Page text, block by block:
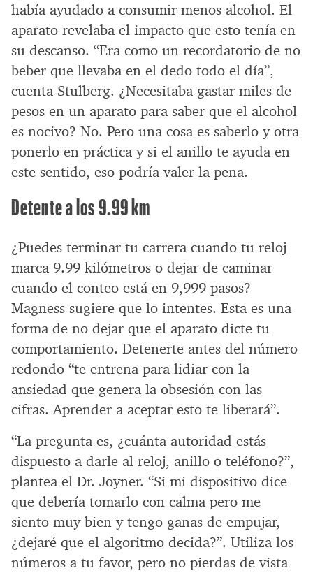
había ayudado a consumir menos alcohol. El
aparato revelaba el impacto que esto tenía en
su descanso. “Era como un recordatorio de no
beber que llevaba en el dedo todo el día”,
cuenta Stulberg. ¿Necesitaba gastar miles de
pesos en un aparato para saber que el alcohol
es nocivo? No. Pero una cosa es saberlo y otra
ponerlo en práctica y si el anillo te ayuda en
este sentido, eso podría valer la pena.
Detente a los 9.99 km
¿Puedes terminar tu carrera cuando tu reloj
marca 9.99 kilómetros o dejar de caminar
cuando el conteo está en 9,999 pasos?
Magness sugiere que lo intentes. Esta es una
forma de no dejar que el aparato dicte tu
comportamiento. Detenerte antes del número
redondo “te entrena para lidiar con la
ansiedad que genera la obsesión con las
cifras. Aprender a aceptar esto te liberará”.
“La pregunta es, ¿cuánta autoridad estás
dispuesto a darle al reloj, anillo o teléfono?”,
plantea el Dr. Joyner. “Si mi dispositivo dice
que debería tomarlo con calma pero me
siento muy bien y tengo ganas de empujar,
¿dejaré que el algoritmo decida?”. Utiliza los
números a tu favor, pero no pierdas de vista